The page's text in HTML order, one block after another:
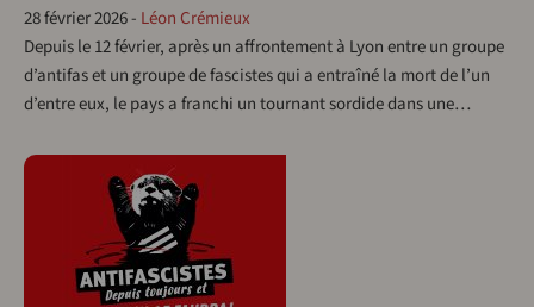
28 février 2026- Léon Crémieux
Depuis le 12 février, après un affrontement à Lyon entre un groupe
d’antifas et un groupe de fascistes qui a entraîné la mort de l’un
d’entre eux, le pays a franchi un tournant sordide dans une…